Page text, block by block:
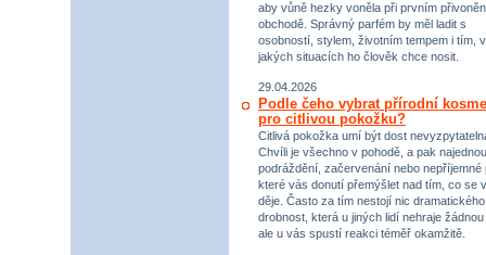
aby vůně hezky voněla při prvním
obchodě. Správný parfém by měl ladit s
osobností, stylem, životním tempem i tím, v
jakých situacích ho člověk chce nosit.
29.04.2026
Podle čeho vybrat přírodní
pro citlivou pokožku?
Citlivá pokožka umí být dost
Chvíli je všechno v pohodě, a pak
podráždění, začervenání nebo nepříjemné
které vás donutí přemýšlet nad tím, co se
děje. Často za tím nestojí nic
drobnost, která u jiných lidí nehraje žádnou
ale u vás spustí reakci téměř okamžitě.